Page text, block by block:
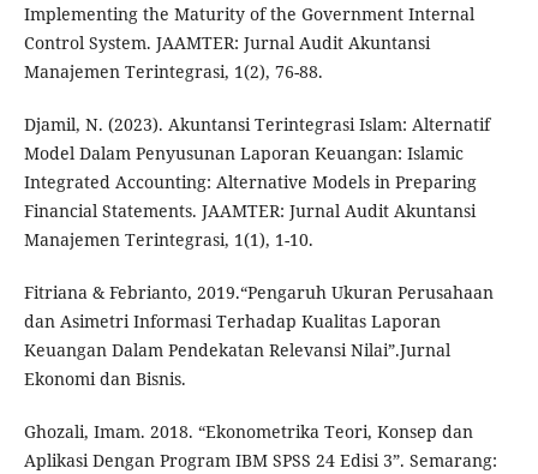
Implementing the Maturity of the Government Internal
Control System. JAAMTER: Jurnal Audit Akuntansi
Manajemen Terintegrasi, 1(2), 76-88.
Djamil, N. (2023). Akuntansi Terintegrasi Islam: Alternatif
Model Dalam Penyusunan Laporan Keuangan: Islamic
Integrated Accounting: Alternative Models in Preparing
Financial Statements. JAAMTER: Jurnal Audit Akuntansi
Manajemen Terintegrasi, 1(1), 1-10.
Fitriana & Febrianto, 2019.“Pengaruh Ukuran Perusahaan
dan Asimetri Informasi Terhadap Kualitas Laporan
Keuangan Dalam Pendekatan Relevansi Nilai”.Jurnal
Ekonomi dan Bisnis.
Ghozali, Imam. 2018. “Ekonometrika Teori, Konsep dan
Aplikasi Dengan Program IBM SPSS 24 Edisi 3”. Semarang: